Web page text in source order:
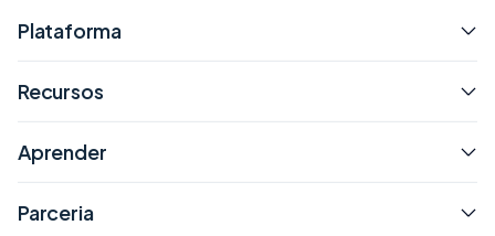
Plataforma
Recursos
Aprender
Parceria